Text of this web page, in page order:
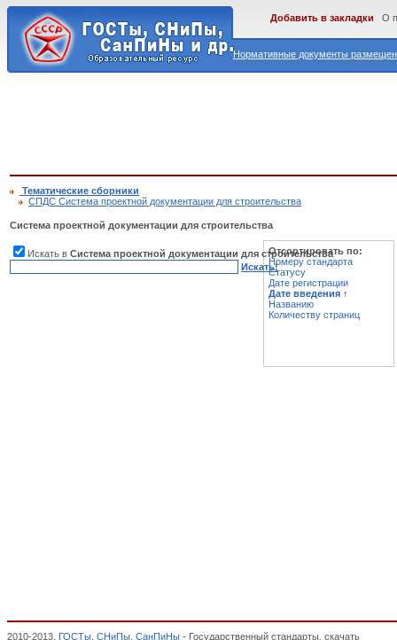
Нормативные документы
Добавить в закладки О
Тематические сборники
СПДС Система проектной документации для строительства
Система проектной документации для строительства
Искать в Система проектной документации для строительства
Искать!
Отсортировать по:
Номеру стандарта
Статусу
Дате регистрации
Дате введения ↑
Названию
Количеству страниц
2010-2013. ГОСТы СНиПы СанПиНы - Государственный стандарты. скачать